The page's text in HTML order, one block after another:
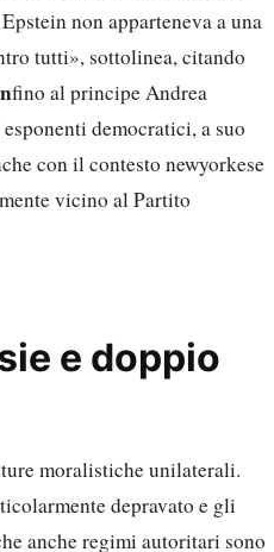
non apparteneva a una
tutti», sottolinea, citando
fino al principe Andrea
democratici, a suo
con il contesto newyorkese
vicino al Partito
e doppio
moralistiche unilaterali.
depravato e gli
anche regimi autoritari sono